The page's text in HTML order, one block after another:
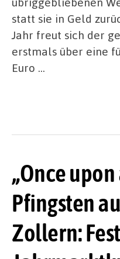
statt sie in Geld
Jahr freut sich der
erstmals über eine
Euro …
„Once
Pfingsten
Zollern: